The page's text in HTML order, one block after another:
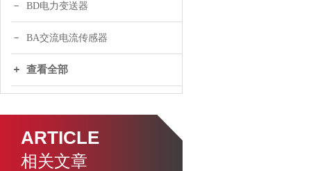
BD电力变送器
BA交流电流传感器
查看全部
ARTICLE
相关文章